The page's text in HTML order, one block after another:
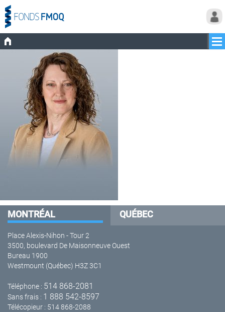
MONTRÉAL QUÉBEC
Place Alexis-Nihon - Tour 2
3500, boulevard De Maisonneuve Ouest
Bureau 1900
Westmount (Québec) H3Z 3C1
Téléphone : 514 868-2081
Sans frais : 1 888 542-8597
Télécopieur : 514 868-2088